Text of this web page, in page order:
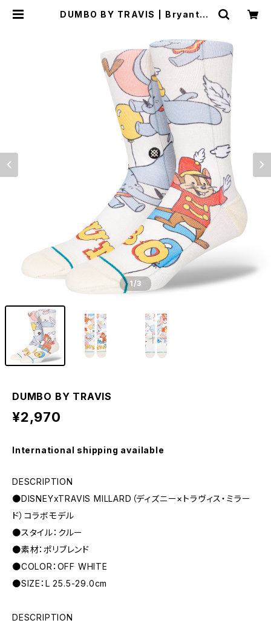
DUMBO BY TRAVIS | Bryantbr
1/3
DUMBO BY TRAVIS
¥2,970
International shipping available
DESCRIPTION
●DISNEYxTRAVIS MILLARD（ディズニー×トラヴィス・ミラー
ド）コラボモデル
●スタイル：クルー
●素材：ポリブレンド
●COLOR：OFF WHITE
●SIZE：L 25.5-29.0cm
DESCRIPTION